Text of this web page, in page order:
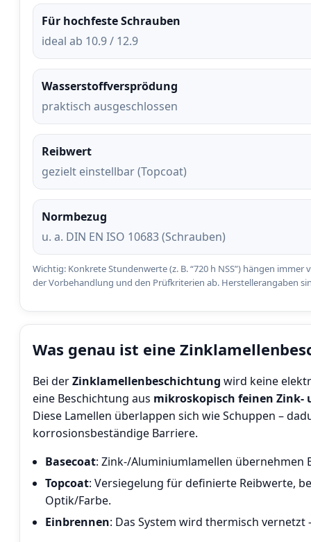
Für hochfeste Schrauben
ideal ab 10.9 / 12.9
Wasserstoffversprödung
praktisch ausgeschlossen
Reibwert
gezielt einstellbar (Topcoat)
Normbezug
u. a. DIN EN ISO 10683 (Schrauben)
Wichtig: Konkrete Stundenwerte (z. B. “720 h NSS”) hängen immer
der Vorbehandlung und den Prüfkriterien ab. Herstellerangaben
Was genau ist eine
Bei derZinklamellenbeschichtung wird keine
eine Beschichtung aus mikroskopisch feinen
Diese Lamellen überlappen sich wie Schuppen –
korrosionsbeständige Barriere.
Basecoat: Zink-/Aluminiumlamellen
Topcoat: Versiegelung für definierte Reibwerte,
Optik/Farbe.
Einbrennen: Das System wird thermisch